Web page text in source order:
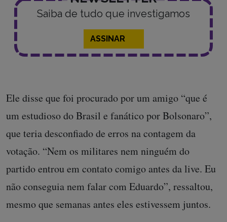
Saiba de tudo que investigamos
ASSINAR
Ele disse que foi procurado por um amigo “que é
um estudioso do Brasil e fanático por Bolsonaro”,
que teria desconfiado de erros na contagem da
votação. “Nem os militares nem ninguém do
partido entrou em contato comigo antes da live. Eu
não conseguia nem falar com Eduardo”, ressaltou,
mesmo que semanas antes eles estivessem juntos.